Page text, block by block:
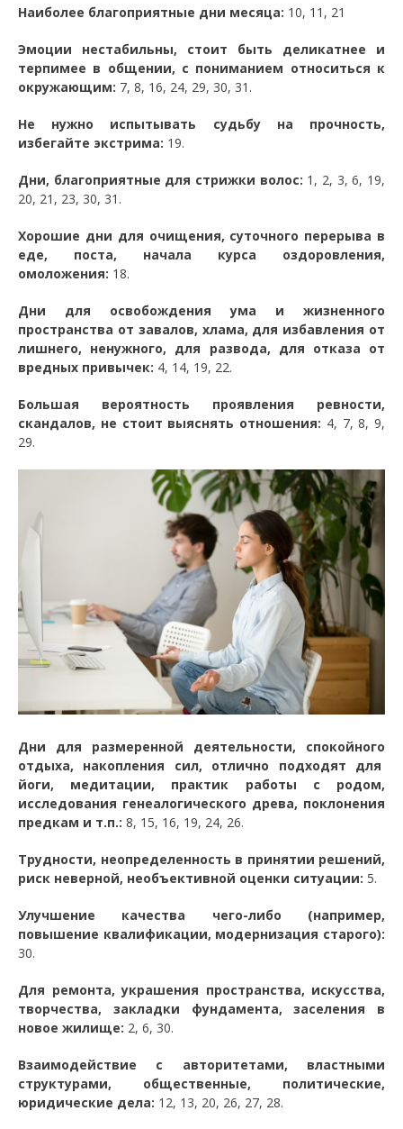
Наиболее благоприятные дни месяца: 10, 11, 21
Эмоции нестабильны, стоит быть деликатнее и
терпимее в общении, с пониманием относиться к
окружающим: 7, 8, 16, 24, 29, 30, 31.
Не нужно испытывать судьбу на прочность,
избегайте экстрима: 19.
Дни, благоприятные для стрижки волос: 1, 2, 3, 6, 19,
20, 21, 23, 30, 31.
Хорошие дни для очищения, суточного перерыва в
еде, поста, начала курса оздоровления,
омоложения: 18.
Дни для освобождения ума и жизненного
пространства от завалов, хлама, для избавления от
лишнего, ненужного, для развода, для отказа от
вредных привычек: 4, 14, 19, 22.
Большая вероятность проявления ревности,
скандалов, не стоит выяснять отношения: 4, 7, 8, 9,
29.
Дни для размеренной деятельности, спокойного
отдыха, накопления сил, отлично подходят для
йоги, медитации, практик работы с родом,
исследования генеалогического древа, поклонения
предкам и т.п.: 8, 15, 16, 19, 24, 26.
Трудности, неопределенность в принятии решений,
риск неверной, необъективной оценки ситуации: 5.
Улучшение качества чего-либо (например,
повышение квалификации, модернизация старого):
30.
Для ремонта, украшения пространства, искусства,
творчества, закладки фундамента, заселения в
новое жилище: 2, 6, 30.
Взаимодействие с авторитетами, властными
структурами, общественные, политические,
юридические дела: 12, 13, 20, 26, 27, 28.